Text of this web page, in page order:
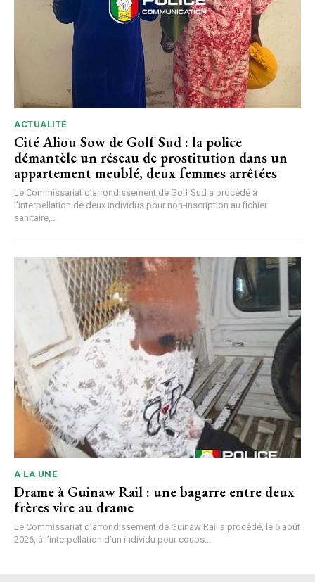
ACTUALITÉ
Cité Aliou Sow de Golf Sud : la police
démantèle un réseau de prostitution dans un
appartement meublé, deux femmes arrêtées
Le Commissariat d’arrondissement de Golf Sud a procédé à
l’interpellation de deux individus pour non-inscription au fichier
sanitaire,...
A LA UNE
Drame à Guinaw Rail : une bagarre entre deux
frères vire au drame
Le Commissariat d’arrondissement de Guinaw Rail a procédé, le 6 août
2026, à l’interpellation d’un individu pour coups...